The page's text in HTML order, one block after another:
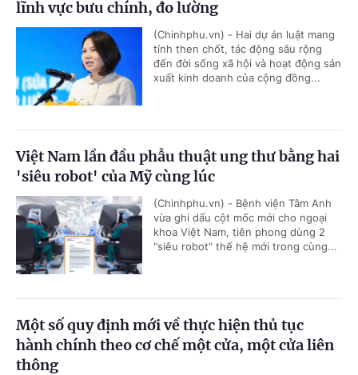
lĩnh vực bưu chính, đo lường
(Chinhphu.vn) - Hai dự án luật mang
tính then chốt, tác động sâu rộng
đến đời sống xã hội và hoạt động sản
xuất kinh doanh của cộng đồng...
Việt Nam lần đầu phẫu thuật ung thư bằng hai
'siêu robot' của Mỹ cùng lúc
(Chinhphu.vn) - Bệnh viện Tâm Anh
vừa ghi dấu cột mốc mới cho ngoại
khoa Việt Nam, tiên phong dùng 2
"siêu robot" thế hệ mới trong cùng...
Một số quy định mới về thực hiện thủ tục
hành chính theo cơ chế một cửa, một cửa liên
thông